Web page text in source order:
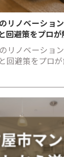
リノベーショ
回避策をプロが
リノベーショ
回避策をプロ